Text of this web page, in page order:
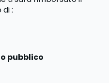
di:
pubblico